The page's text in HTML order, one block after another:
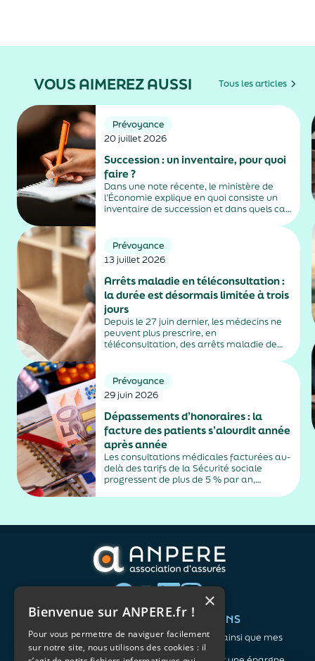
VOUS AIMEREZ AUSSI Tous les articles
Prévoyance
20 juillet 2026
Succession : un inventaire, pour quoi
faire ?
Dans une note récente, le ministère de
l’Économie explique en quoi consiste un
inventaire de succession et dans quels cas
Prévoyance
13 juillet 2026
Arrêts maladie en téléconsultation :
la durée est désormais limitée à trois
jours
Depuis le 27 juin dernier, les médecins ne
peuvent plus prescrire, en
téléconsultation, des arrêts maladie de
sociales et fiscales, s'inscrit dans un
durcissement plus...
Prévoyance
29 juin 2026
Dépassements d’honoraires : la
facture des patients s’alourdit année
après année
Les consultations médicales facturées au-
delà des tarifs de la Sécurité sociale
progressent de plus de 5 % par an,
alimentés par la montée en puissance des
QUI SOMMES-NOUS ?
L'association
Notre organisation
VOS BESOINS
Me protéger ainsi que mes
proches
×
Bienvenue sur ANPERE.fr !
Pour vous permettre de naviguer facilement
sur notre site, nous utilisons des cookies : il